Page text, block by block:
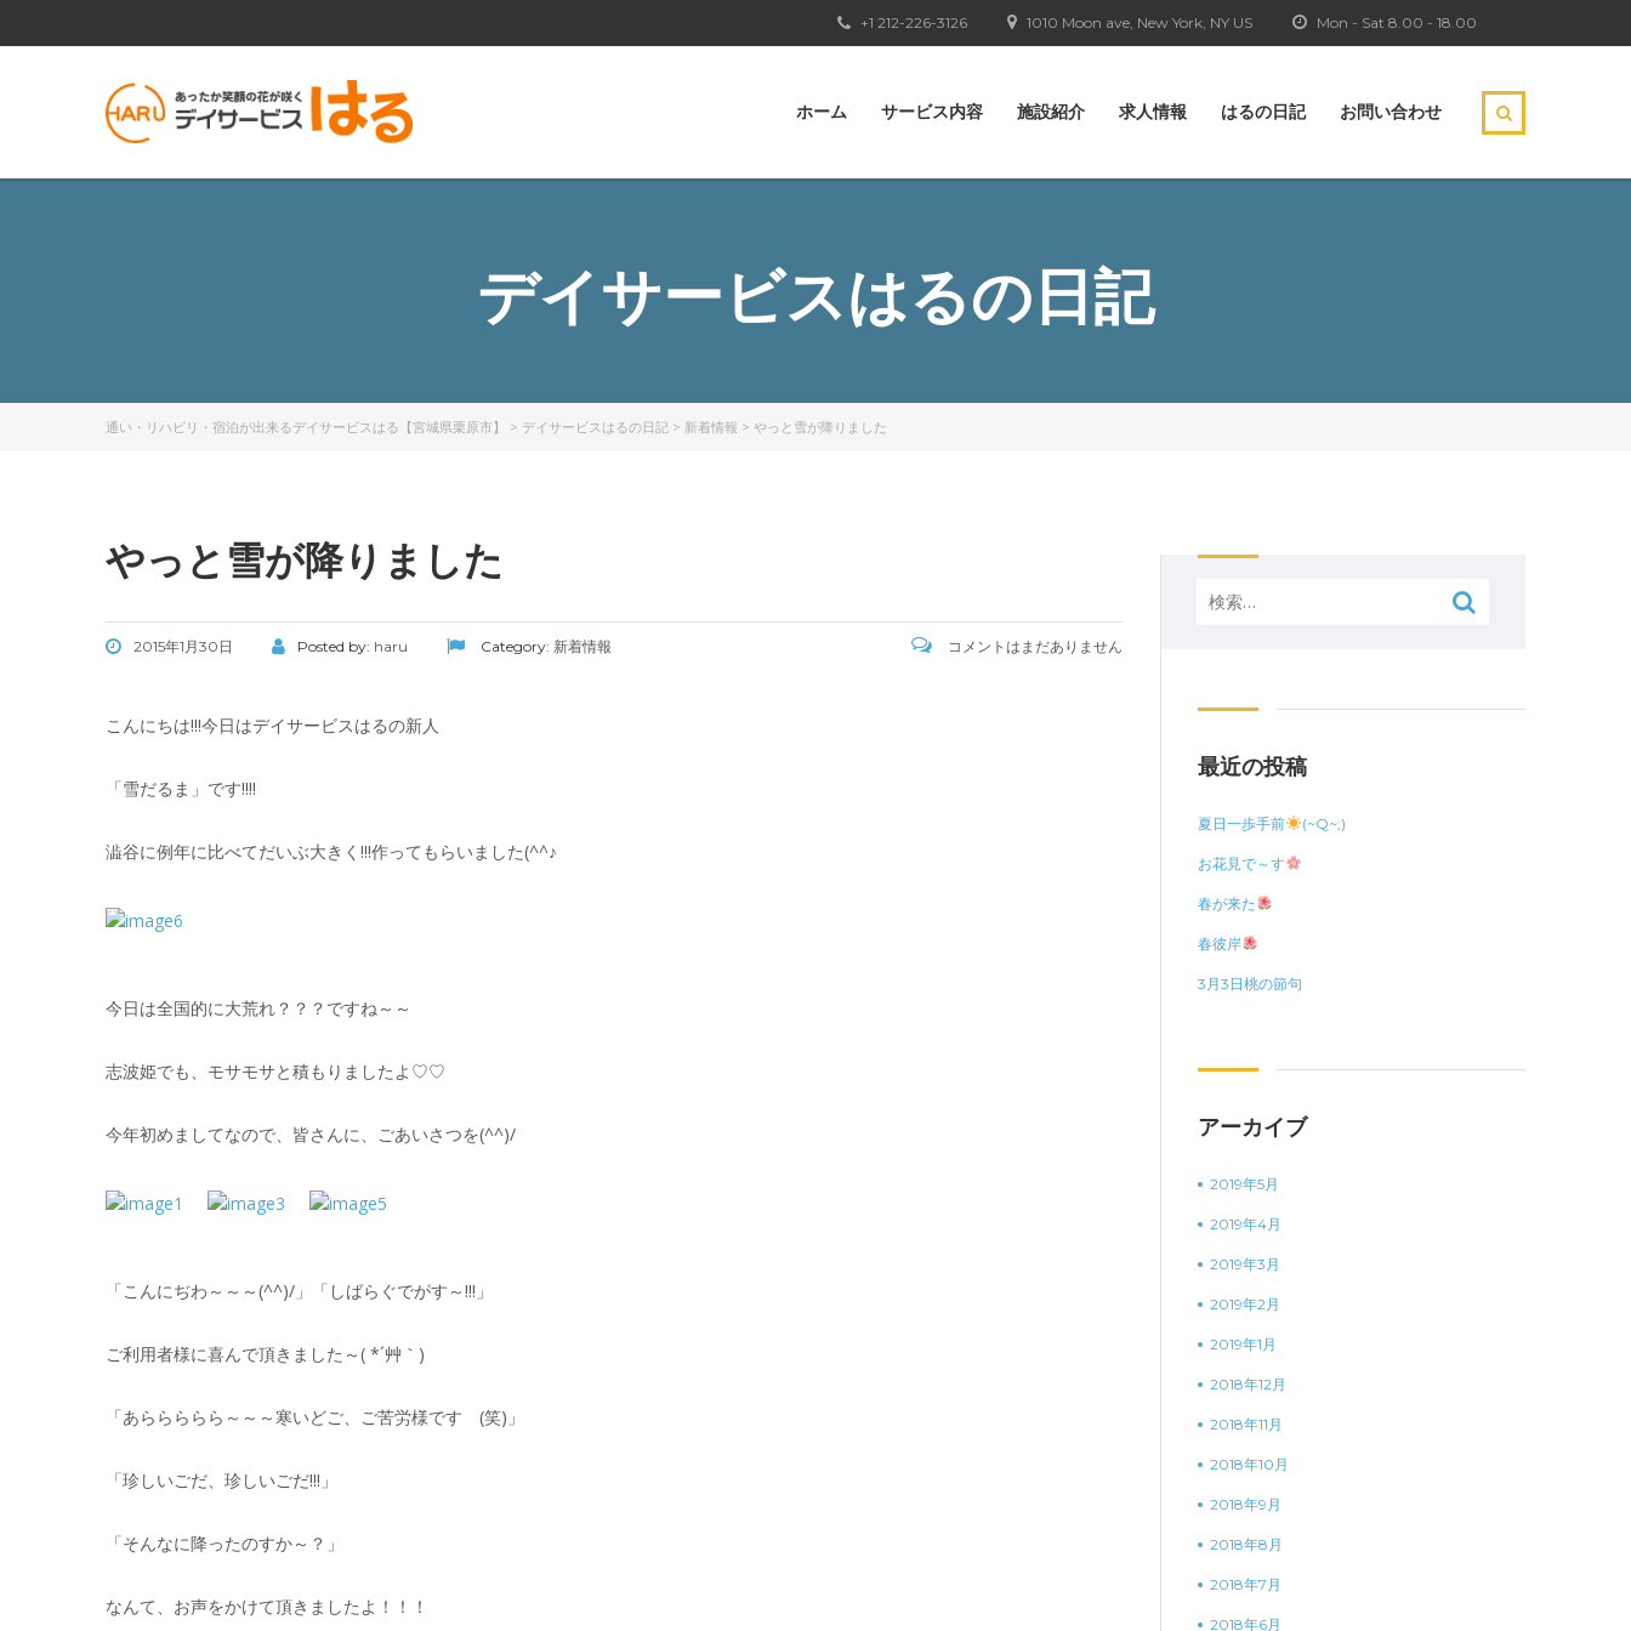
Mon - Sat 8.00 - 18.00
1010 Moon ave, New York, NY US
+1 212-226-3126
ホーム サービス内容 施設紹介 求人情報 はるの日記 お問い合わせ
デイサービスはるの日記
通い・リハビリ・宿泊が出来るデイサービスはる【宮城県栗原市】 > デイサービスはるの日記 > 新着情報 > やっと雪が降りました
やっと雪が降りました
2015年1月30日 Posted by: haru Category: 新着情報 コメントはまだありません
こんにちは!!!今日はデイサービスはるの新人
「雪だるま」です!!!!
澁谷に例年に比べてだいぶ大きく!!!作ってもらいました(^^♪
今日は全国的に大荒れ？？？ですね～～
志波姫でも、モサモサと積もりましたよ♡♡
今年初めましてなので、皆さんに、ごあいさつを(^^)/
「こんにぢわ～～～(^^)/」「しばらぐでがす～!!!」
ご利用者様に喜んで頂きました～( *´艸｀)
「あららららら～～～寒いどご、ご苦労様です (笑)」
「珍しいごだ、珍しいごだ!!!」
「そんなに降ったのすか～？」
なんて、お声をかけて頂きましたよ！！！
検
索:
最近の投稿
夏日一歩手前 (~Q~;)
お花見で～す
春が来た
春彼岸
3月3日桃の節句
アーカイブ
2019年5月
2019年4月
2019年3月
2019年2月
2019年1月
2018年12月
2018年11月
2018年10月
2018年9月
2018年8月
2018年7月
2018年6月